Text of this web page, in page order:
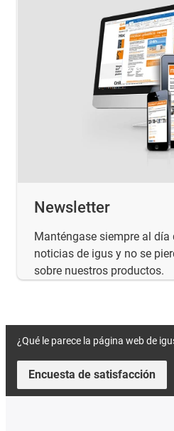
Newsletter
Manténgase siempre al
noticias de igus y no se
sobre nuestros productos.
¿Qué le parece la página web de
Encuesta de satisfacción